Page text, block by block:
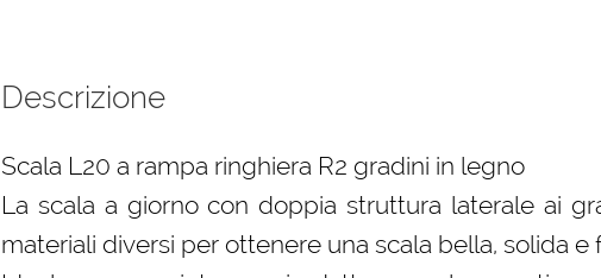
Descrizione
Scala L20 a rampa ringhiera R2 gradini in legno
La scala a giorno con doppia struttura laterale ai
materiali diversi per ottenere una scala bella, solida e